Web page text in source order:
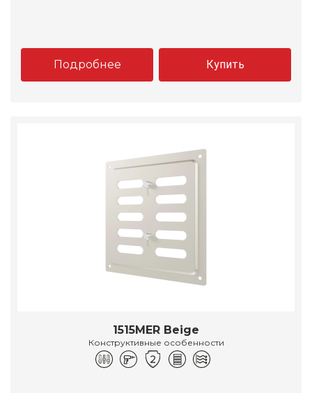
Подробнее Купить
1515MER Beige
Конструктивные особенности